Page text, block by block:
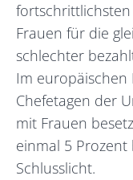
Frauen für die
schlechter
Im
Chefetagen der
mit Frauen
einmal 5 Prozent
Schlusslicht.